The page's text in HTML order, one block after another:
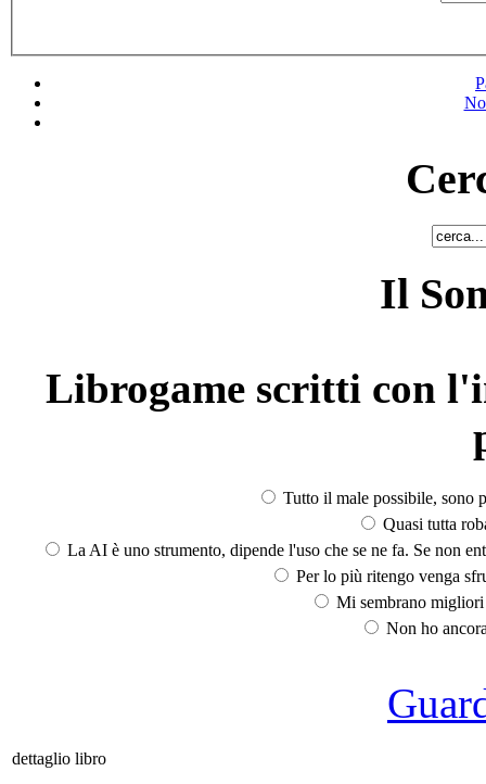
Il
Librogame scritti con
Tutto il male possibile, sono
Quasi tutta
La AI è uno strumento, dipende l'uso che se ne fa. Se non
Per lo più ritengo venga
Mi sembrano
Non ho
dettaglio libro